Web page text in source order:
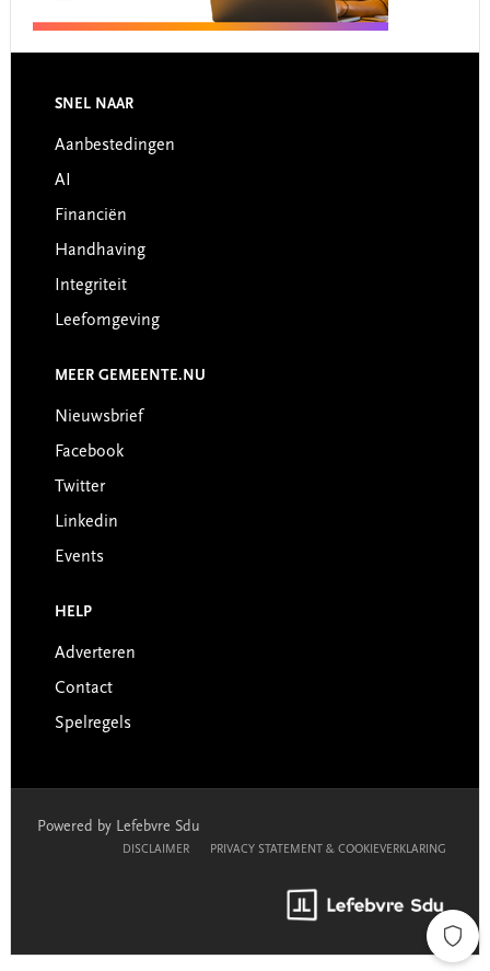
Footer
SNEL NAAR
Aanbestedingen
AI
Financiën
Handhaving
Integriteit
Leefomgeving
MEER GEMEENTE.NU
Nieuwsbrief
Facebook
Twitter
Linkedin
Events
HELP
Adverteren
Contact
Spelregels
Powered by Lefebvre Sdu
DISCLAIMER PRIVACY STATEMENT & COOKIEVERKLARING